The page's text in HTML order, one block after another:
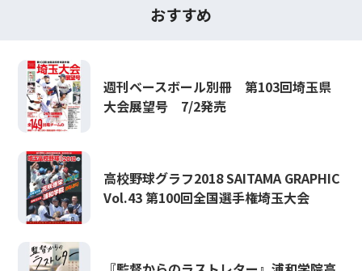
おすすめ
週刊ベースボール別冊 第103回埼玉県
大会展望号 7/2発売
高校野球グラフ2018 SAITAMA GRAPHIC
Vol.43 第100回全国選手権埼玉大会